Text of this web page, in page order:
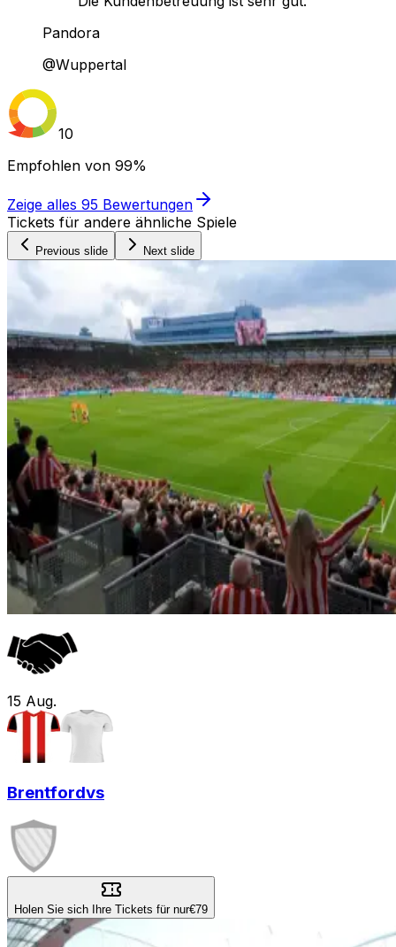
Pandora
@Wuppertal
10
Empfohlen von 99%
Zeige alles 95 Bewertungen
Tickets für andere ähnliche Spiele
Previous slide Next slide
15 Aug.
Brentfordvs
Holen Sie sich Ihre Tickets für nur€79